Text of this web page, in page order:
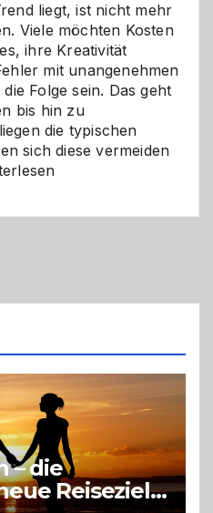
liegt, ist nicht mehr
Viele möchten Kosten
ihre Kreativität
mit unangenehmen
Folge sein. Das geht
bis hin zu
die typischen
sich diese vermeiden
– die
Reiseziele